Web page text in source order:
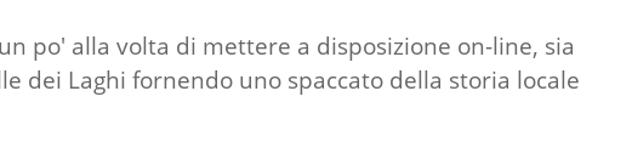
po' alla volta di mettere a disposizione on-line, sia
dei Laghi fornendo uno spaccato della storia locale